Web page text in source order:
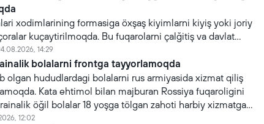
xodimlarining formasiga öxşaş kiyimlarni kiyiş yoki joriy
kuçaytirilmoqda. Bu fuqarolarni çalğitiş va davlat
işonçning suiiste’mol qilinişini oldini olişga qaratilgan.
14:29
bolalarni frontga tayyorlamoqda
olgan hududlardagi bolalarni rus armiyasida xizmat qiliş
Kata ehtimol bilan majburan Rossiya fuqaroligini
öğil bolalar 18 yoşga tölgan zahoti harbiy xizmatga
12:02